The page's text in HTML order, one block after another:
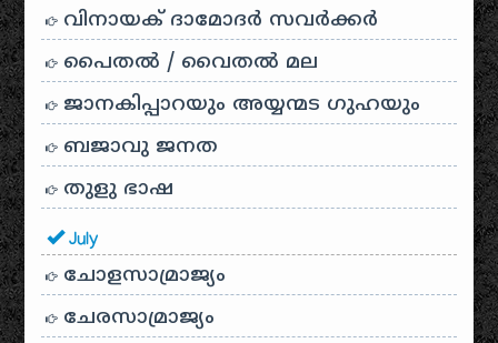
വിനായക് ദാമോദർ സവർക്കർ
പൈതൽ / വൈതൽ മല
ജാനകിപ്പാറയും അയ്യന്മട ഗുഹയും
ബജാവു ജനത
തുളു ഭാഷ
July
ചോളസാമ്രാജ്യം
ചേരസാമ്രാജ്യം